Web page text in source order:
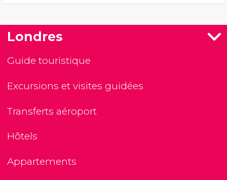
Londres
Guide touristique
Excursions et visites guidées
Transferts aéroport
Hôtels
Appartements